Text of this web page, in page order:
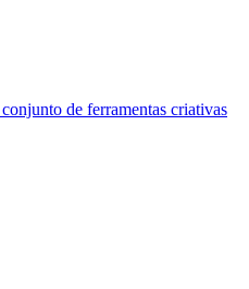
de ferramentas criativas